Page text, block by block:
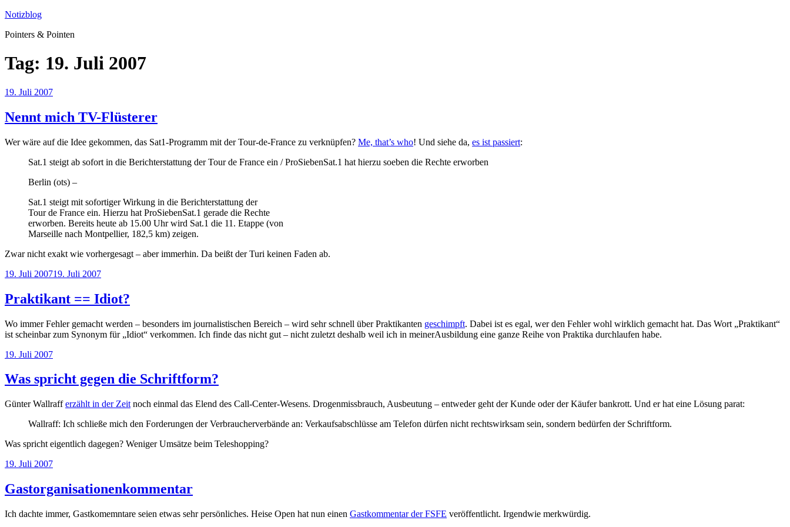
Zum
springen
Notizblog
Pointers & Pointen
Tag: 19. Juli 2007
Veröffentlicht
19. Juli 2007
Nennt mich TV-Flüsterer
Wer wäre auf die Idee gekommen, das Sat1-Programm mit der Tour-de-France zu verknüpfen? Me, that’s who! Und siehe da, es ist passiert:
Sat.1 steigt ab sofort in die Berichterstattung der Tour de France ein / ProSiebenSat.1 hat hierzu soeben die Rechte erworben
Berlin (ots) –
Sat.1 steigt mit sofortiger Wirkung in die Berichterstattung der
Tour de France ein. Hierzu hat ProSiebenSat.1 gerade die Rechte
erworben. Bereits heute ab 15.00 Uhr wird Sat.1 die 11. Etappe (von
Marseille nach Montpellier, 182,5 km) zeigen.
Zwar nicht exakt wie vorhergesagt – aber immerhin. Da beißt der Turi keinen Faden ab.
Veröffentlicht
19. Juli 200719. Juli 2007
Praktikant == Idiot?
Wo immer Fehler gemacht werden – besonders im journalistischen Bereich – wird sehr schnell über Praktikanten geschimpft. Dabei ist es egal, wer den Fehler wohl wirklich gemacht hat. Das Wort „Praktikant“
ist scheinbar zum Synonym für „Idiot“ verkommen. Ich finde das nicht gut – nicht zuletzt deshalb weil ich in meinerAusbildung eine ganze Reihe von Praktika durchlaufen habe.
Veröffentlicht
19. Juli 2007
Was spricht gegen die Schriftform?
Günter Wallrafferzählt in der Zeit noch einmal das Elend des Call-Center-Wesens. Drogenmissbrauch, Ausbeutung – entweder geht der Kunde oder der Käufer bankrott. Und er hat eine Lösung parat:
Wallraff: Ich schließe mich den Forderungen der Verbraucherverbände an: Verkaufsabschlüsse am Telefon dürfen nicht rechtswirksam sein, sondern bedürfen der Schriftform.
Was spricht eigentlich dagegen? Weniger Umsätze beim Teleshopping?
Veröffentlicht
19. Juli 2007
Gastorganisationenkommentar
Ich dachte immer, Gastkomemntare seien etwas sehr persönliches. Heise Open hat nun einen Gastkommentar der FSFE veröffentlicht. Irgendwie merkwürdig.